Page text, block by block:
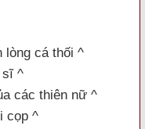
lòng cá thối ^
sĩ ^
các thiên nữ ^
cọp ^